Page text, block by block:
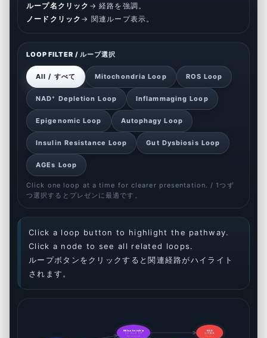
ループ名クリック → 経路を強調。
ノードクリック → 関連ループ表示。
LOOP FILTER / ループ選択
All / すべて Mitochondria Loop ROS Loop
NAD⁺ Depletion Loop Inflammaging Loop
Epigenomic Loop Autophagy Loop
Insulin Resistance Loop Gut Dysbiosis Loop
AGEs Loop
Click one loop at a time for clearer presentation. / 1つず
つ選択するとプレゼンに最適です。
Click a loop button to highlight the pathway.
Click a node to see all related loops.
ループボタンをクリックすると関連経路がハイライト
されます。
Mitochondria
ミトコンドリア
Dysfunction
ROS
活性酸素
Excess